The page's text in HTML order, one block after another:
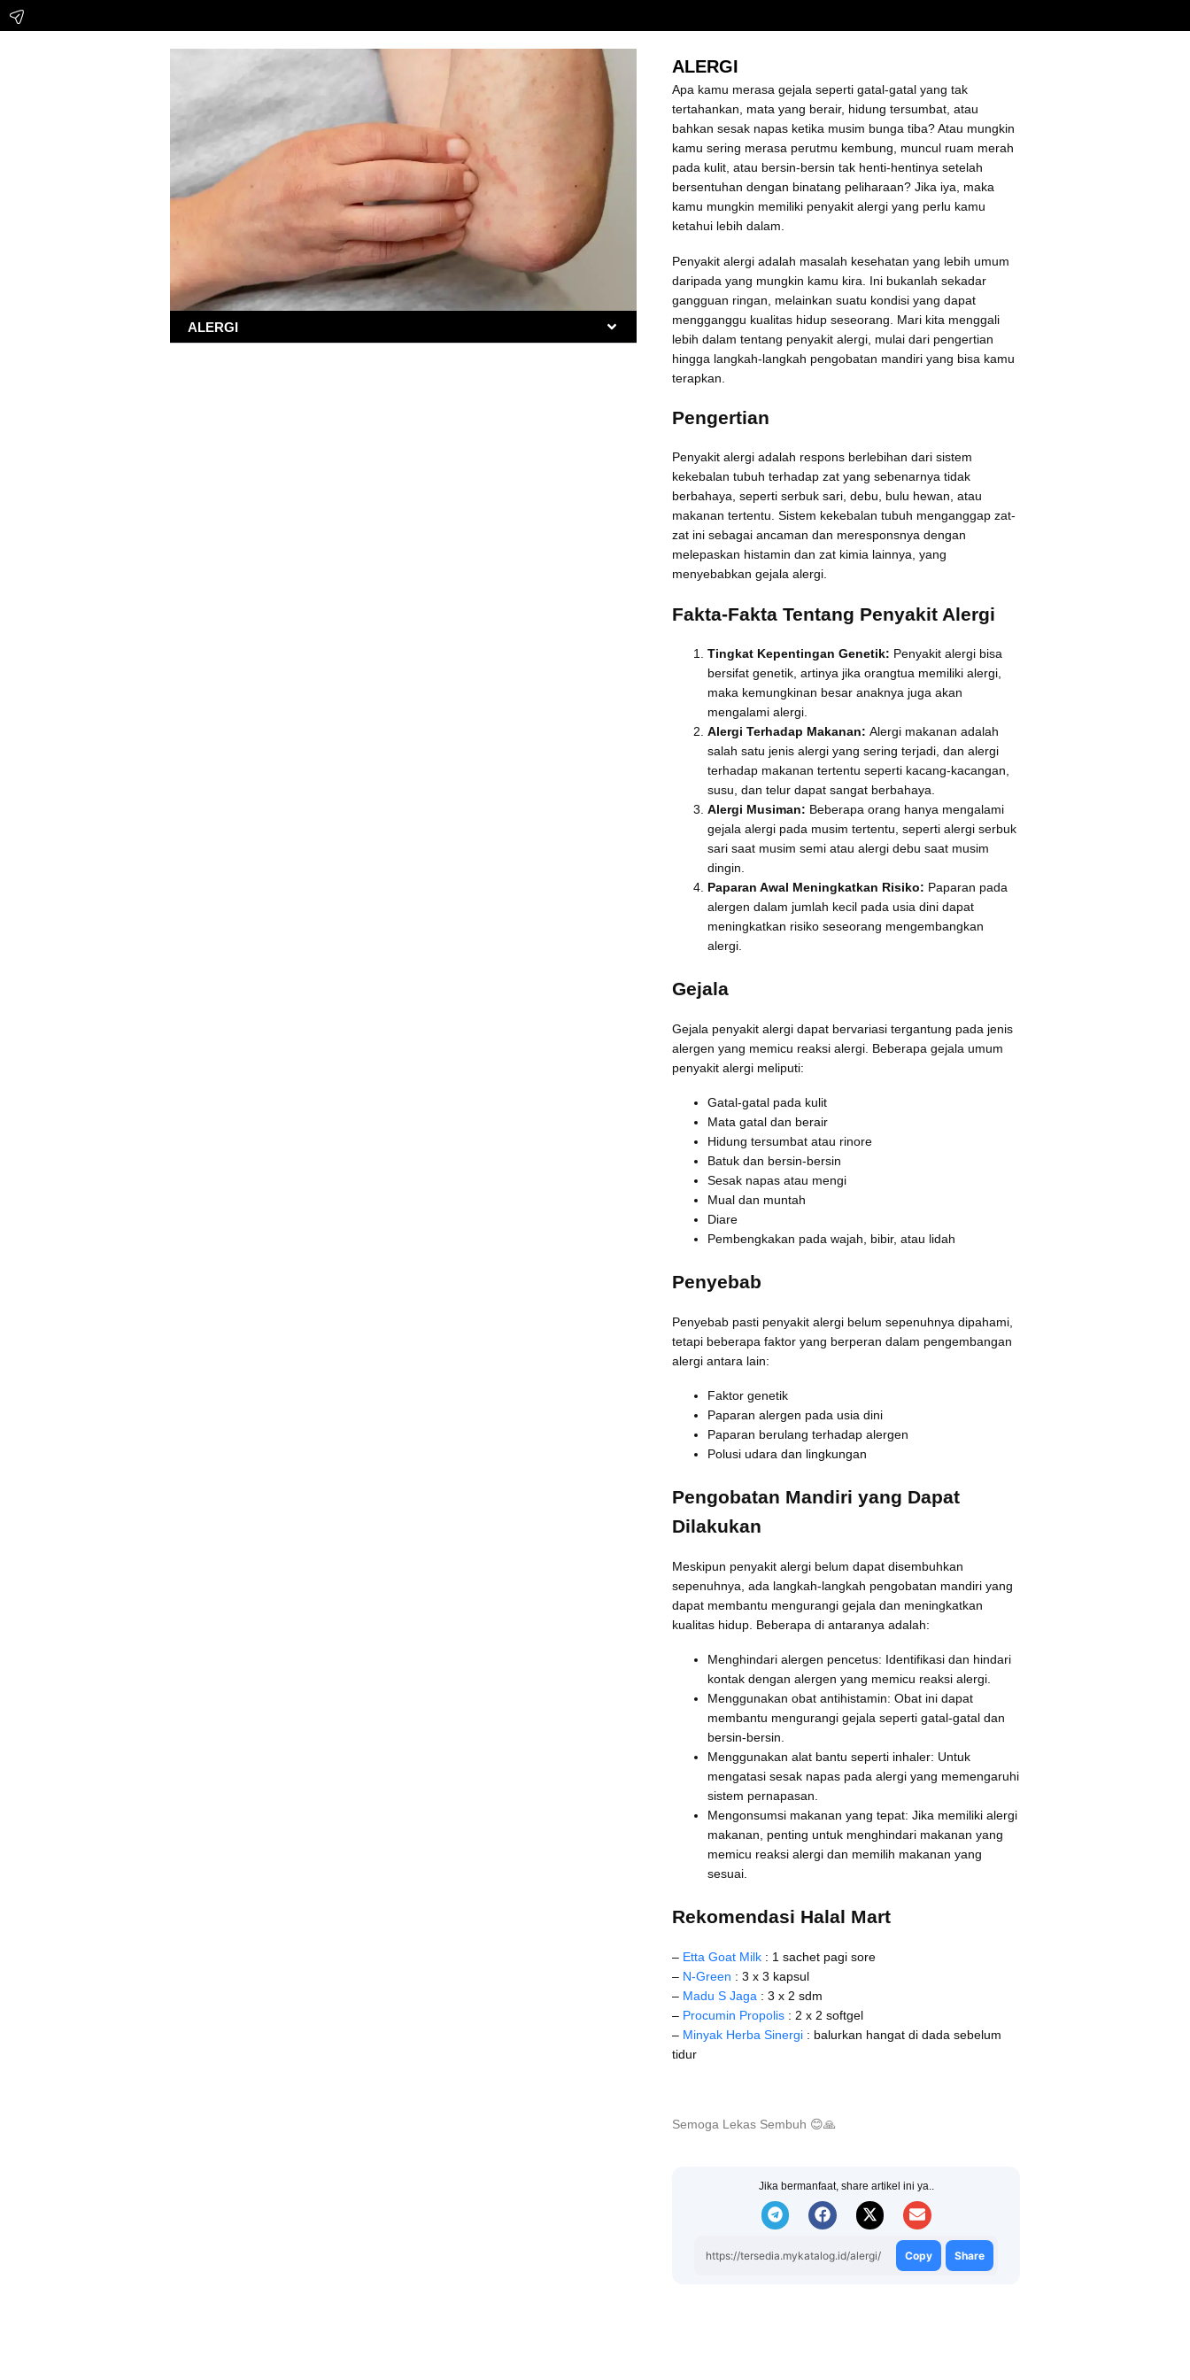
ALERGI
ALERGI
Apa kamu merasa gejala seperti gatal-gatal yang tak
tertahankan, mata yang berair, hidung tersumbat, atau
bahkan sesak napas ketika musim bunga tiba? Atau mungkin
kamu sering merasa perutmu kembung, muncul ruam merah
pada kulit, atau bersin-bersin tak henti-hentinya setelah
bersentuhan dengan binatang peliharaan? Jika iya, maka
kamu mungkin memiliki penyakit alergi yang perlu kamu
ketahui lebih dalam.
Penyakit alergi adalah masalah kesehatan yang lebih umum
daripada yang mungkin kamu kira. Ini bukanlah sekadar
gangguan ringan, melainkan suatu kondisi yang dapat
mengganggu kualitas hidup seseorang. Mari kita menggali
lebih dalam tentang penyakit alergi, mulai dari pengertian
hingga langkah-langkah pengobatan mandiri yang bisa kamu
terapkan.
Pengertian
Penyakit alergi adalah respons berlebihan dari sistem
kekebalan tubuh terhadap zat yang sebenarnya tidak
berbahaya, seperti serbuk sari, debu, bulu hewan, atau
makanan tertentu. Sistem kekebalan tubuh menganggap zat-
zat ini sebagai ancaman dan meresponsnya dengan
melepaskan histamin dan zat kimia lainnya, yang
menyebabkan gejala alergi.
Fakta-Fakta Tentang Penyakit Alergi
Tingkat Kepentingan Genetik: Penyakit alergi bisa
bersifat genetik, artinya jika orangtua memiliki alergi,
maka kemungkinan besar anaknya juga akan
mengalami alergi.
Alergi Terhadap Makanan: Alergi makanan adalah
salah satu jenis alergi yang sering terjadi, dan alergi
terhadap makanan tertentu seperti kacang-kacangan,
susu, dan telur dapat sangat berbahaya.
Alergi Musiman: Beberapa orang hanya mengalami
gejala alergi pada musim tertentu, seperti alergi serbuk
sari saat musim semi atau alergi debu saat musim
dingin.
Paparan Awal Meningkatkan Risiko: Paparan pada
alergen dalam jumlah kecil pada usia dini dapat
meningkatkan risiko seseorang mengembangkan
alergi.
Gejala
Gejala penyakit alergi dapat bervariasi tergantung pada jenis
alergen yang memicu reaksi alergi. Beberapa gejala umum
penyakit alergi meliputi:
Gatal-gatal pada kulit
Mata gatal dan berair
Hidung tersumbat atau rinore
Batuk dan bersin-bersin
Sesak napas atau mengi
Mual dan muntah
Diare
Pembengkakan pada wajah, bibir, atau lidah
Penyebab
Penyebab pasti penyakit alergi belum sepenuhnya dipahami,
tetapi beberapa faktor yang berperan dalam pengembangan
alergi antara lain:
Faktor genetik
Paparan alergen pada usia dini
Paparan berulang terhadap alergen
Polusi udara dan lingkungan
Pengobatan Mandiri yang Dapat
Dilakukan
Meskipun penyakit alergi belum dapat disembuhkan
sepenuhnya, ada langkah-langkah pengobatan mandiri yang
dapat membantu mengurangi gejala dan meningkatkan
kualitas hidup. Beberapa di antaranya adalah:
Menghindari alergen pencetus: Identifikasi dan hindari
kontak dengan alergen yang memicu reaksi alergi.
Menggunakan obat antihistamin: Obat ini dapat
membantu mengurangi gejala seperti gatal-gatal dan
bersin-bersin.
Menggunakan alat bantu seperti inhaler: Untuk
mengatasi sesak napas pada alergi yang memengaruhi
sistem pernapasan.
Mengonsumsi makanan yang tepat: Jika memiliki alergi
makanan, penting untuk menghindari makanan yang
memicu reaksi alergi dan memilih makanan yang
sesuai.
Rekomendasi Halal Mart
– Etta Goat Milk : 1 sachet pagi sore
– N-Green : 3 x 3 kapsul
– Madu S Jaga : 3 x 2 sdm
– Procumin Propolis : 2 x 2 softgel
– Minyak Herba Sinergi : balurkan hangat di dada sebelum
tidur
Semoga Lekas Sembuh 😊🙏
Jika bermanfaat, share artikel ini ya..
https://tersedia.mykatalog.id/alergi/ Copy Share